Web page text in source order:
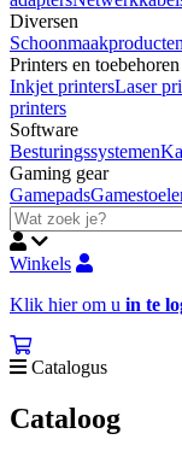
Diversen
Schoonmaakproducten
Printers en toebehoren
Inkjet printersLaser
printers
Software
Besturingssystemen
Gaming gear
Gamepads
Winkels
Klik hier om u in te
Catalogus
Cataloog